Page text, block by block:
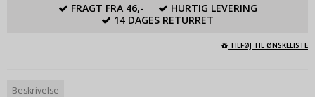
FRAGT FRA 46,-
HURTIG LEVERING
14 DAGES RETURRET
TILFØJ TIL ØNSKELISTE
Beskrivelse